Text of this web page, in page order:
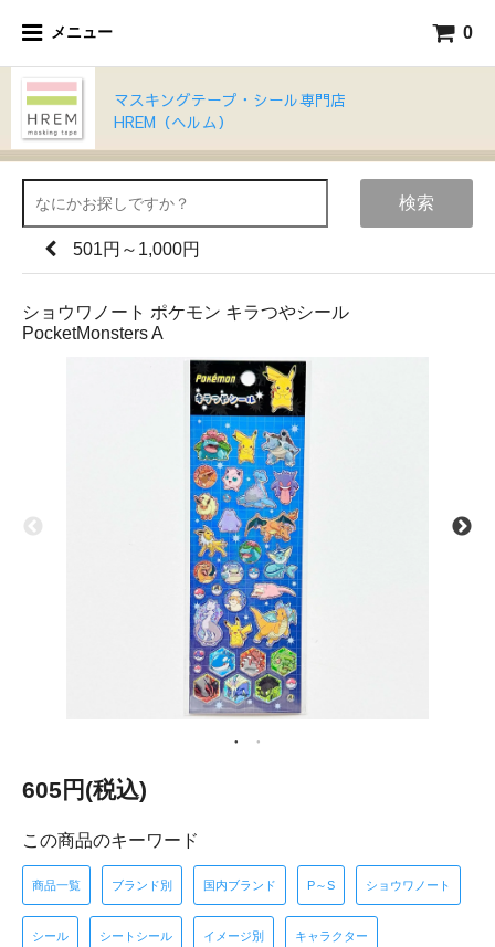
メニュー 0
マスキングテープ・シール専門店
HREM（ヘルム）
検索
501円～1,000円
ショウワノート ポケモン キラつやシール
PocketMonsters A
605円(税込)
この商品のキーワード
商品一覧 ブランド別 国内ブランド P～S ショウワノート
シール シートシール イメージ別 キャラクター